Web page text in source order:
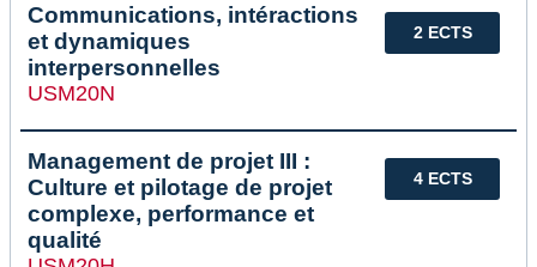
2 ECTS
Communications, intéractions
et dynamiques
interpersonnelles
USM20N
4 ECTS
Management de projet III :
Culture et pilotage de projet
complexe, performance et
qualité